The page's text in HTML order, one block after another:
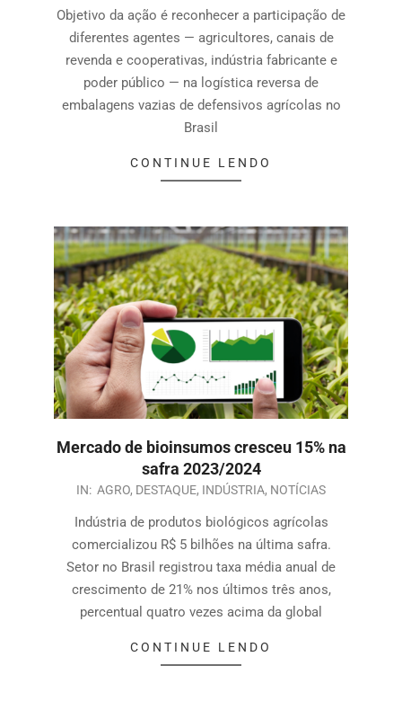
Objetivo da ação é reconhecer a participação de
diferentes agentes — agricultores, canais de
revenda e cooperativas, indústria fabricante e
poder público — na logística reversa de
embalagens vazias de defensivos agrícolas no
Brasil
CONTINUE LENDO
Mercado de bioinsumos cresceu 15% na
safra 2023/2024
IN: AGRO, DESTAQUE, INDÚSTRIA, NOTÍCIAS
Indústria de produtos biológicos agrícolas
comercializou R$ 5 bilhões na última safra.
Setor no Brasil registrou taxa média anual de
crescimento de 21% nos últimos três anos,
percentual quatro vezes acima da global
CONTINUE LENDO